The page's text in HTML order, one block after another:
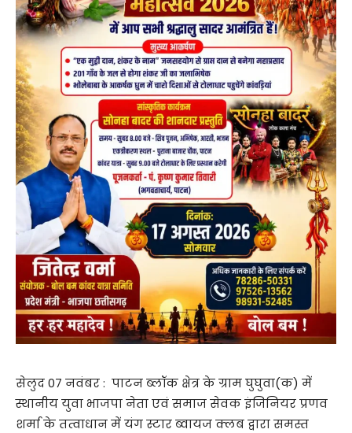
सेलुद 07 नवंबर : पाटन ब्लॉक क्षेत्र के ग्राम घुघुवा(क) में
स्थानीय युवा भाजपा नेता एवं समाज सेवक इंजिनियर प्रणव
शर्मा के तत्वाधान में यंग स्टार ब्वायज क्लब द्वारा समस्त